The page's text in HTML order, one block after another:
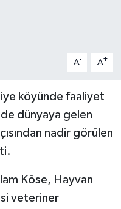
A- A+
köyünde faaliyet
dünyaya gelen
nadir görülen
Köse, Hayvan
veteriner